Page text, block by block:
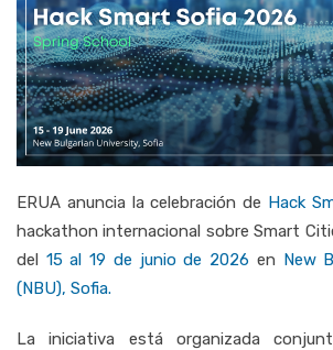
ERUA anuncia la celebración de Hack
hackathon internacional sobre Smart
del 15 al 19 de junio de 2026 en New
(NBU), Sofia.
La iniciativa está organizada